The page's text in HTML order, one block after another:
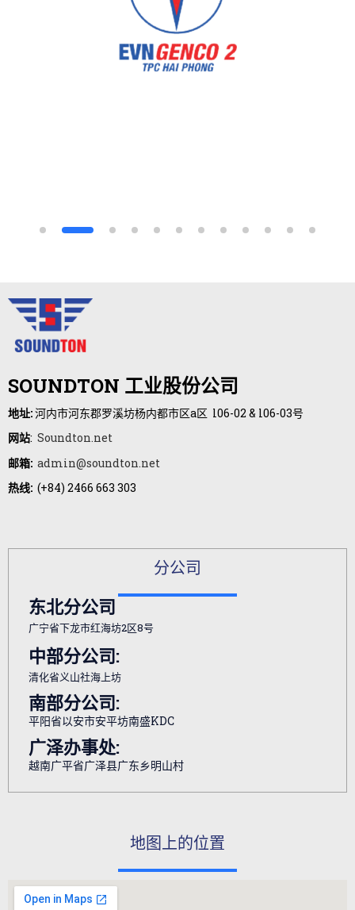
SOUNDTON 工业股份公司
地址:河内市河东郡罗溪坊杨内都市区a区 l06-02 & l06-03号
网站: Soundton.net
邮箱: admin@soundton.net
热线: (+84) 2466 663 303
分公司
东北分公司
广宁省下龙市红海坊2区8号
中部分公司:
清化省义山社海上坊
南部分公司:
平阳省以安市安平坊南盛KDC
广泽办事处:
越南广平省广泽县广东乡明山村
地图上的位置